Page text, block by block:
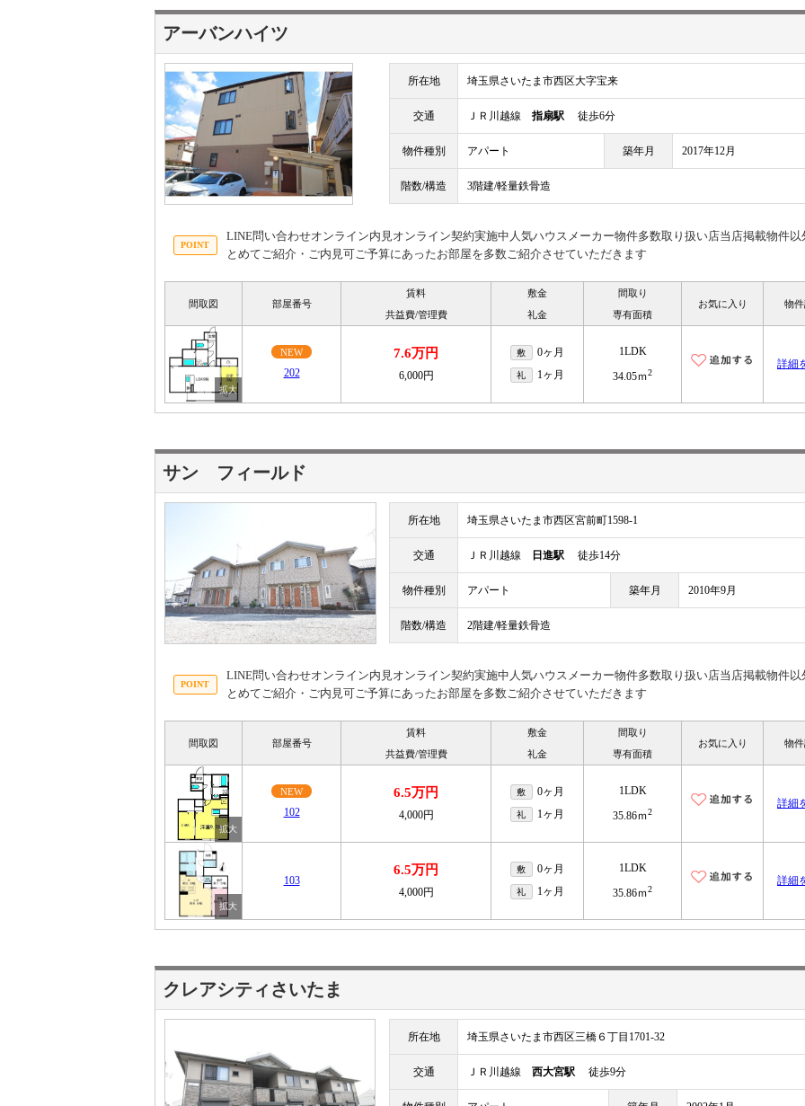
アーバンハイツ
所在地 埼玉県さいたま市西区大字宝来
交通 ＪＲ川越線 指扇駅 徒歩6分
物件種別 アパート 築年月 2017年12月
階数/構造 3階建/軽量鉄骨造
LINE問い合わせオンライン内見オンライン契約実施中人気ハウスメーカー物件多数取り扱い店当店掲載物件以
とめてご紹介・ご内見可ご予算にあったお部屋を多数ご紹介させていただきます
間取図 部屋番号
賃料
共益費/管理費
敷金
礼金
間取り
専有面積
お気に入り 物
NEW
202
7.6万円
6,000円
敷 0ヶ月
礼 1ヶ月
1LDK
34.05ｍ2
詳細
サン フィールド
所在地 埼玉県さいたま市西区宮前町1598-1
交通 ＪＲ川越線 日進駅 徒歩14分
物件種別 アパート 築年月 2010年9月
階数/構造 2階建/軽量鉄骨造
LINE問い合わせオンライン内見オンライン契約実施中人気ハウスメーカー物件多数取り扱い店当店掲載物件以
とめてご紹介・ご内見可ご予算にあったお部屋を多数ご紹介させていただきます
間取図 部屋番号
賃料
共益費/管理費
敷金
礼金
間取り
専有面積
お気に入り 物
NEW
102
6.5万円
4,000円
敷 0ヶ月
礼 1ヶ月
1LDK
35.86ｍ2
詳細
103
6.5万円
4,000円
敷 0ヶ月
礼 1ヶ月
1LDK
35.86ｍ2
詳細
クレアシティさいたま
所在地 埼玉県さいたま市西区三橋６丁目1701-32
交通 ＪＲ川越線 西大宮駅 徒歩9分